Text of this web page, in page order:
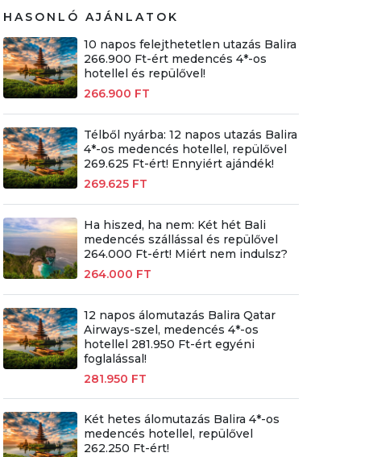
Sajtómegjelenések
HASONLÓ AJÁNLATOK
10 napos felejthetetlen utazás Balira
266.900 Ft-ért medencés 4*-os
hotellel és repülővel!
266.900 FT
Télből nyárba: 12 napos utazás Balira
4*-os medencés hotellel, repülővel
269.625 Ft-ért! Ennyiért ajándék!
269.625 FT
Ha hiszed, ha nem: Két hét Bali
medencés szállással és repülővel
264.000 Ft-ért! Miért nem indulsz?
264.000 FT
12 napos álomutazás Balira Qatar
Airways-szel, medencés 4*-os
hotellel 281.950 Ft-ért egyéni
foglalással!
281.950 FT
Két hetes álomutazás Balira 4*-os
medencés hotellel, repülővel
262.250 Ft-ért!